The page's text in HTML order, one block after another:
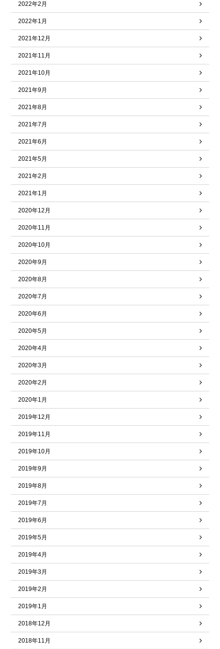
2022年2月
2022年1月
2021年12月
2021年11月
2021年10月
2021年9月
2021年8月
2021年7月
2021年6月
2021年5月
2021年2月
2021年1月
2020年12月
2020年11月
2020年10月
2020年9月
2020年8月
2020年7月
2020年6月
2020年5月
2020年4月
2020年3月
2020年2月
2020年1月
2019年12月
2019年11月
2019年10月
2019年9月
2019年8月
2019年7月
2019年6月
2019年5月
2019年4月
2019年3月
2019年2月
2019年1月
2018年12月
2018年11月